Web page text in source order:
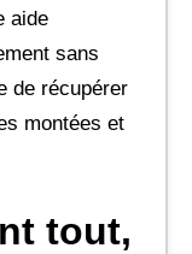
aide
sans
de récupérer
montées et
tout,